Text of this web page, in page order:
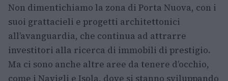
Non dimentichiamo la zona di Porta Nuova, con i
suoi grattacieli e progetti architettonici
all’avanguardia, che continua ad attrarre
investitori alla ricerca di immobili di prestigio.
Ma ci sono anche altre aree da tenere d’occhio,
come i Navigli e Isola, dove si stanno sviluppando